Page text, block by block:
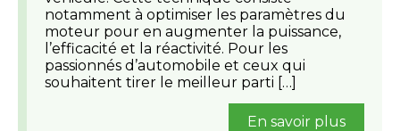
notamment à optimiser les paramètres du
moteur pour en augmenter la puissance,
l’efficacité et la réactivité. Pour les
passionnés d’automobile et ceux qui
souhaitent tirer le meilleur parti […]
En savoir plus